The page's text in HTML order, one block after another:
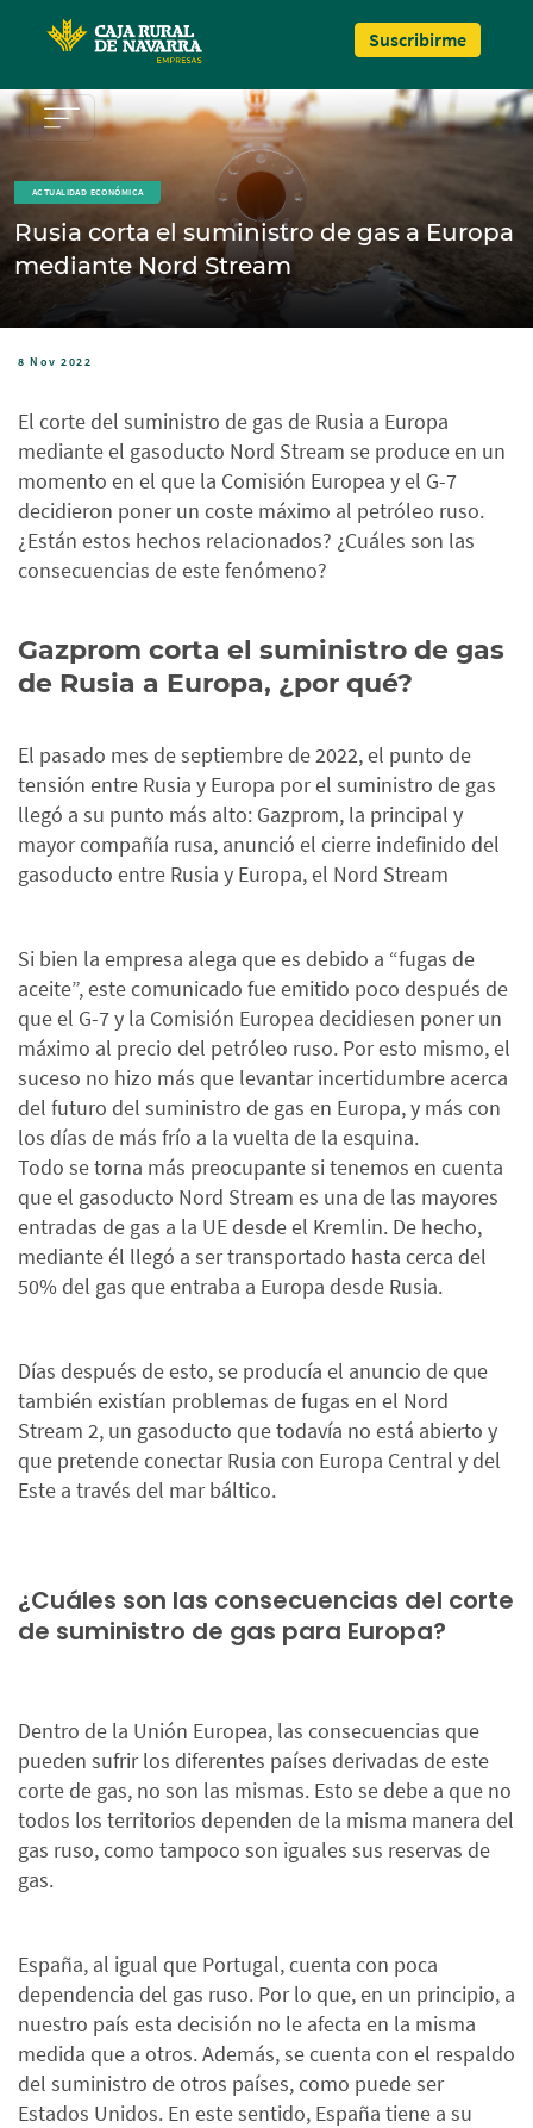
Suscribirme
ACTUALIDAD ECONÓMICA
Rusia corta el suministro de gas a Europa
mediante Nord Stream
8 Nov 2022
El corte del suministro de gas de Rusia a Europa
mediante el gasoducto Nord Stream se produce en un
momento en el que la Comisión Europea y el G-7
decidieron poner un coste máximo al petróleo ruso.
¿Están estos hechos relacionados? ¿Cuáles son las
consecuencias de este fenómeno?
Gazprom corta el suministro de gas
de Rusia a Europa, ¿por qué?
El pasado mes de septiembre de 2022, el punto de
tensión entre Rusia y Europa por el suministro de gas
llegó a su punto más alto: Gazprom, la principal y
mayor compañía rusa, anunció el cierre indefinido del
gasoducto entre Rusia y Europa, el Nord Stream
Si bien la empresa alega que es debido a “fugas de
aceite”, este comunicado fue emitido poco después de
que el G-7 y la Comisión Europea decidiesen poner un
máximo al precio del petróleo ruso. Por esto mismo, el
suceso no hizo más que levantar incertidumbre acerca
del futuro del suministro de gas en Europa, y más con
los días de más frío a la vuelta de la esquina.
Todo se torna más preocupante si tenemos en cuenta
que el gasoducto Nord Stream es una de las mayores
entradas de gas a la UE desde el Kremlin. De hecho,
mediante él llegó a ser transportado hasta cerca del
50% del gas que entraba a Europa desde Rusia.
Días después de esto, se producía el anuncio de que
también existían problemas de fugas en el Nord
Stream 2, un gasoducto que todavía no está abierto y
que pretende conectar Rusia con Europa Central y del
Este a través del mar báltico.
¿Cuáles son las consecuencias del corte
de suministro de gas para Europa?
Dentro de la Unión Europea, las consecuencias que
pueden sufrir los diferentes países derivadas de este
corte de gas, no son las mismas. Esto se debe a que no
todos los territorios dependen de la misma manera del
gas ruso, como tampoco son iguales sus reservas de
gas.
España, al igual que Portugal, cuenta con poca
dependencia del gas ruso. Por lo que, en un principio, a
nuestro país esta decisión no le afecta en la misma
medida que a otros. Además, se cuenta con el respaldo
del suministro de otros países, como puede ser
Estados Unidos. En este sentido, España tiene a su